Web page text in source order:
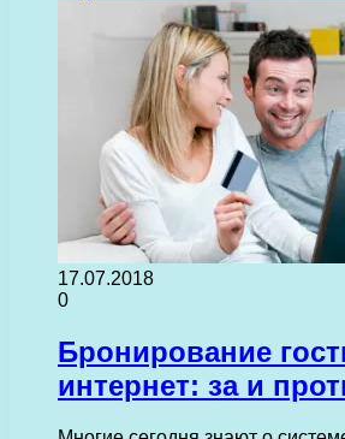
17.07.2018
0
Бронирование
интернет: за и